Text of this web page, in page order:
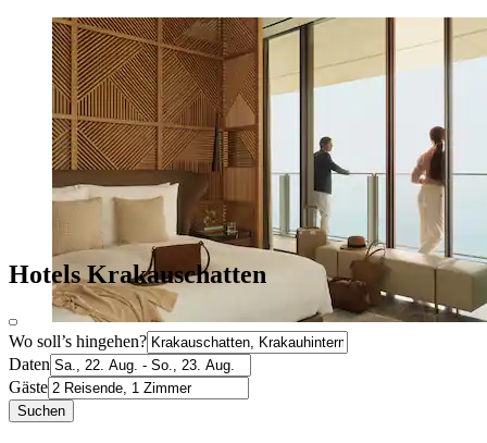
Hotels Krakauschatten
Wo soll’s hingehen?
Daten
Gäste
Suchen